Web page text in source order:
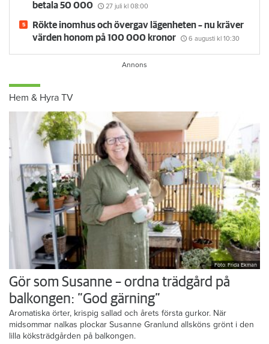
betala 50 000
27 juli kl 08:00
Rökte inomhus och övergav lägenheten – nu kräver
värden honom på 100 000 kronor
6 augusti kl 10:30
Hem & Hyra TV
Foto: Frida Ekman
Gör som Susanne – ordna trädgård på
balkongen: ”God gärning”
Aromatiska örter, krispig sallad och årets första gurkor. När
midsommar nalkas plockar Susanne Granlund allsköns grönt i den
lilla köksträdgården på balkongen.